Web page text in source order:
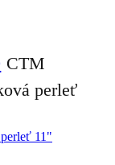
CTM
perleť